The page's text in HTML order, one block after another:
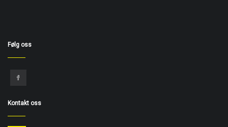
Følg oss
Kontakt oss